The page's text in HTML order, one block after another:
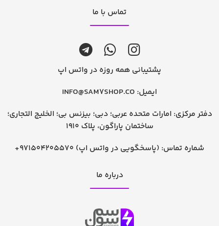
تماس با ما
پشتیبانی همه روزه در واتس اپ
ایمیل: INFO@SAM7SHOP.CO
دفتر مرکزی: امارات متحده عربی؛ دبی؛ بیزنس بی؛ الخلیج التجاری؛
ساختمان پاراگون، پلاک 1910
شماره تماس: +971504205570 (پاسخگویی در واتس اپ)
درباره ما